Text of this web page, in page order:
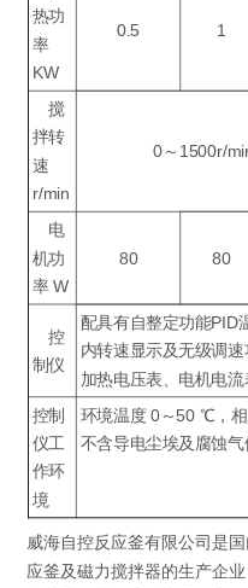
热功
率
KW
0.5 1
搅
拌转
速
r/min
0～1500r/
电
机功
率 W
80 80
控
制仪
配具有自整定功能PID
内转速显示及无级调
加热电压表、电机电流
控制
仪工
作环
境
环境温度 0～50 ℃，
不含导电尘埃及腐蚀气
威海自控反应釜有限公司是
应釜及磁力搅拌器的生产企